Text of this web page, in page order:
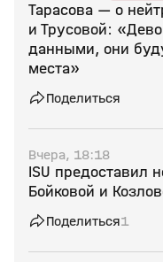
Тарасова — о
и Трусовой:
данными, они
места»
Поделиться
Вчера, 18:18
ISU предоставил
Бойковой и
Поделиться1